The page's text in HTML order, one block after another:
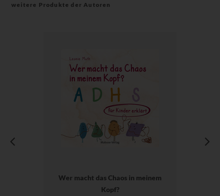
weitere Produkte der Autoren
Wer macht das Chaos in meinem
Kopf?